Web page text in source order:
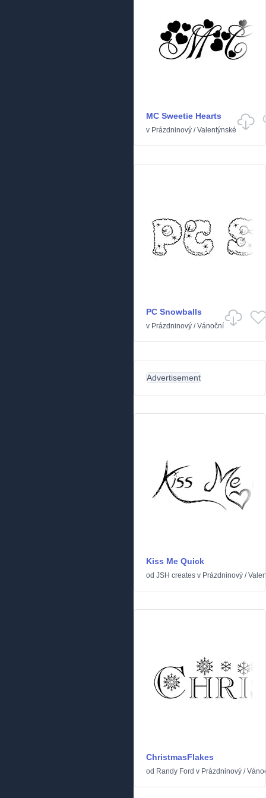
MC Sweetie Hearts
v Prázdninový /Valentýnské
PC Snowballs
v Prázdninový /Vánoční
Advertisement
Kiss Me Quick
od JSH creates v Prázdninový /
ChristmasFlakes
od Randy Ford v Prázdninový /